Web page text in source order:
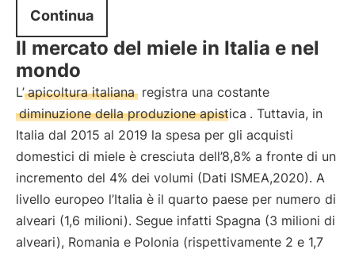
Continua
Il mercato del miele in Italia e nel
mondo
L’ apicoltura italiana registra una costante
diminuzione della produzione apistica . Tuttavia, in
Italia dal 2015 al 2019 la spesa per gli acquisti
domestici di miele è cresciuta dell’8,8% a fronte di un
incremento del 4% dei volumi (Dati ISMEA,2020). A
livello europeo l’Italia è il quarto paese per numero di
alveari (1,6 milioni). Segue infatti Spagna (3 milioni di
alveari), Romania e Polonia (rispettivamente 2 e 1,7